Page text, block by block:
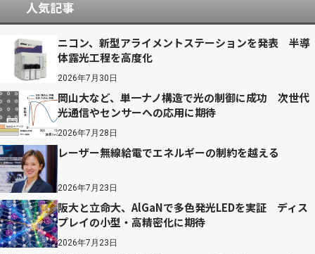
人気記事
ニコン、新型アライメントステーションを発表 半導
体露光工程を高度化
2026年7月30日
岡山大など、単一ナノ構造で光の制御に成功 次世代
光通信やセンサーへの応用に期待
2026年7月28日
レーザー無線給電でエネルギーの制約を越える
2026年7月23日
阪大と立命大、AlGaNで多色発光LEDを実証 ディス
プレイの小型・高精密化に期待
2026年7月23日